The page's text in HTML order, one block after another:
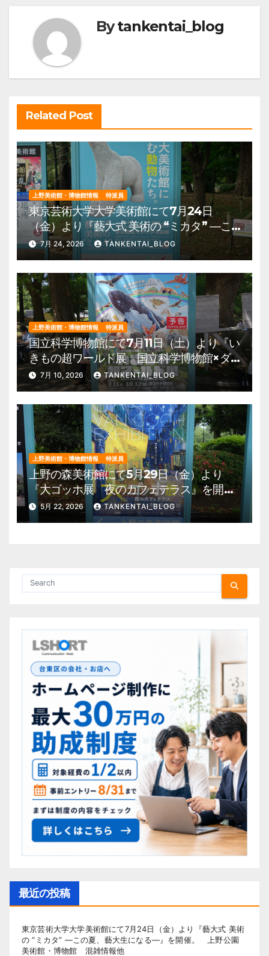
ゲ
ー
シ
ョ
ン
Bytankentai_blog
Related Post
上野美術館・博物館情報 特派員
東京芸術大学大学美術館にて7月24日
（金）より『藝大式 美術の “ミカタ” ―こ
の夏、藝大生になる―』を開催。 上野公
園 美術館・博物館 混雑情報他
7月 24, 2026 TANKENTAI_BLOG
上野美術館・博物館情報 特派員
国立科学博物館にて7月11日（土）より『い
きもの超ワールド展 国立科学博物館×ダ
ーウィンが来た！』を開催。 上野公園
美術館・博物館 混雑情報他
7月 10, 2026 TANKENTAI_BLOG
上野美術館・博物館情報 特派員
上野の森美術館にて5月29日（金）より
『大ゴッホ展 夜のカフェテラス』を開
催。 上野公園 美術館・博物館 混雑情
報他
5月 22, 2026 TANKENTAI_BLOG
最近の投稿
東京芸術大学大学美術館にて7月24日（金）より『藝大式 美術
の “ミカタ” ―この夏、藝大生になる―』を開催。 上野公園
美術館・博物館 混雑情報他